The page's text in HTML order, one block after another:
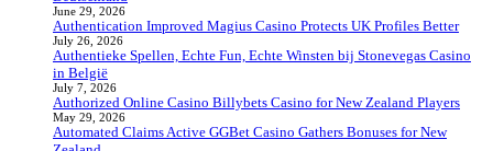
June 29, 2026
Authentication Improved Magius Casino Protects UK Profiles Better
July 26, 2026
Authentieke Spellen, Echte Fun, Echte Winsten bij Stonevegas Casino
in België
July 7, 2026
Authorized Online Casino Billybets Casino for New Zealand Players
May 29, 2026
Automated Claims Active GGBet Casino Gathers Bonuses for New